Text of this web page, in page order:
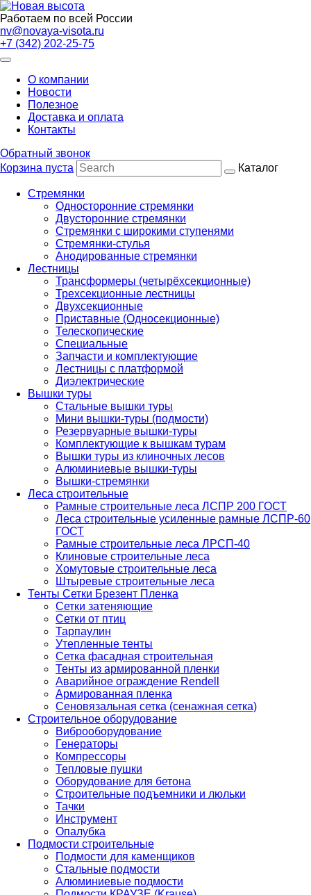
Работаем по всей России
nv@novaya-visota.ru
+7 (342) 202-25-75
О компании
Новости
Полезное
Доставка и оплата
Контакты
Обратный звонок
Корзина пуста
Каталог
Стремянки
Односторонние стремянки
Двусторонние стремянки
Стремянки с широкими ступенями
Стремянки-стулья
Анодированные стремянки
Лестницы
Трансформеры (четырёхсекционные)
Трехсекционные лестницы
Двухсекционные
Приставные (Односекционные)
Телескопические
Специальные
Запчасти и комплектующие
Лестницы с платформой
Диэлектрические
Вышки туры
Стальные вышки туры
Мини вышки-туры (подмости)
Резервуарные вышки-туры
Комплектующие к вышкам турам
Вышки туры из клиночных лесов
Алюминиевые вышки-туры
Вышки-стремянки
Леса строительные
Рамные строительные леса ЛСПР 200 ГОСТ
Леса строительные усиленные рамные ЛСПР-60
ГОСТ
Рамные строительные леса ЛРСП-40
Клиновые строительные леса
Хомутовые строительные леса
Штыревые строительные леса
Тенты Сетки Брезент Пленка
Сетки затеняющие
Сетки от птиц
Тарпаулин
Утепленные тенты
Сетка фасадная строительная
Тенты из армированной пленки
Аварийное ограждение Rendell
Армированная пленка
Сеновязальная сетка (сенажная сетка)
Строительное оборудование
Виброоборудование
Генераторы
Компрессоры
Тепловые пушки
Оборудование для бетона
Строительные подъемники и люльки
Тачки
Инструмент
Опалубка
Подмости строительные
Подмости для каменщиков
Стальные подмости
Алюминиевые подмости